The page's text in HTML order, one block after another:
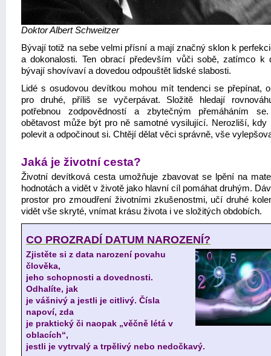
Doktor Albert Schweitzer
Bývají totiž na sebe velmi přísní a mají značný sklon k
a dokonalosti. Ten obrací především vůči sobě, zatímco k
bývají shovívaví a dovedou odpouštět lidské slabosti.
Lidé s osudovou devítkou mohou mít tendenci se přepínat,
pro druhé, příliš se vyčerpávat. Složitě hledají
potřebnou zodpovědností a zbytečným přemáháním
obětavost může být pro ně samotné vysilující. Nerozliší, kdy
polevit a odpočinout si. Chtějí dělat věci správně, vše
Jaká je životní cesta?
Životní devítková cesta umožňuje zbavovat se lpění na
hodnotách a vidět v životě jako hlavní cíl pomáhat druhým.
prostor pro zmoudření životními zkušenostmi, učí druhé
vidět vše skryté, vnímat krásu života i ve složitých obdobích.
CO PROZRADÍ DATUM NAROZENÍ?
Zjistěte si z data narození povahu
člověka,
jeho schopnosti a dovednosti.
Odhalíte, jak
je vášnivý a jestli je citlivý. Čísla
napoví, zda
je praktický či naopak „věčně létá v
oblacích“,
jestli je vytrvalý a trpělivý nebo nedočkavý.